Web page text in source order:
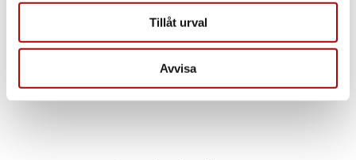
Dessa kan i sin tur kombinera informationen med annan
information som du har tillhandahållit eller som de har
samlat in när du har använt deras tjänster.
Tillåt urval
Avvisa
Kan utföra arbetet själva